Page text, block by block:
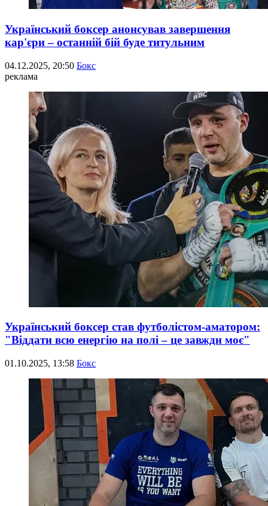
Український боксер анонсував завершення
кар'єри – останній бій буде титульним
04.12.2025, 20:50 Бокс
реклама
Український боксер став футболістом-аматором:
"Віддати всю енергію на полі – це завжди моє"
01.10.2025, 13:58 Бокс